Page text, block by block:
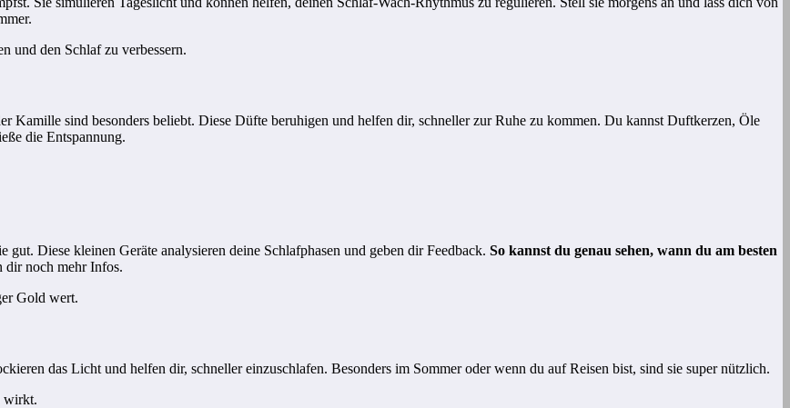
und den Schlaf zu verbessern.
Kamille sind besonders beliebt. Diese Düfte beruhigen und helfen dir, schneller zur Ruhe zu kommen. Du kannst Duftkerzen, Öle
die Entspannung.
Diese kleinen Geräte analysieren deine Schlafphasen und geben dir Feedback. So kannst du genau sehen, wann du am besten
dir noch mehr Infos.
Gold wert.
das Licht und helfen dir, schneller einzuschlafen. Besonders im Sommer oder wenn du auf Reisen bist, sind sie super nützlich.
wirkt.